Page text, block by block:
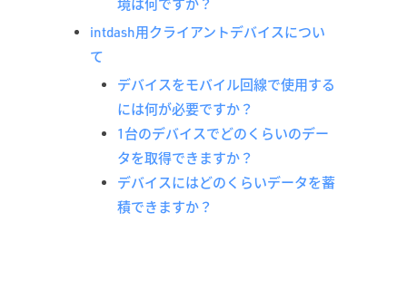
境は何ですか？
intdash用クライアントデバイスについ
て
デバイスをモバイル回線で使用する
には何が必要ですか？
1台のデバイスでどのくらいのデー
タを取得できますか？
デバイスにはどのくらいデータを蓄
積できますか？